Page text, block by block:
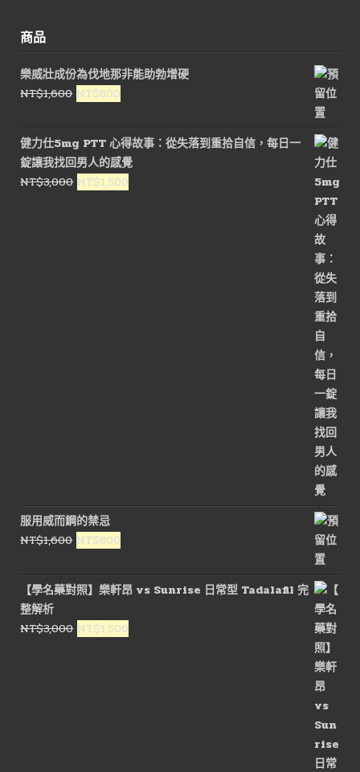
商品
樂威壯成份為伐地那非能助勃增硬
NT$1,600 原
價
格：
NT$1,600。
NT$800
價
格：
NT$800。
健力仕5mg PTT 心得故事：從失落到重拾自信，每日一
錠讓我找回男人的感覺
NT$3,000 原
NT$1,500
服用威而鋼的禁忌
NT$1,600 原
價
格：
NT$1,600。
NT$800
價
格：
NT$800。
【學名藥對照】樂軒昂 vs Sunrise 日常型 Tadalafil 完
整解析
NT$3,000 原
NT$1,500